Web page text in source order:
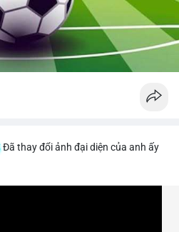
Đã thay đổi ảnh đại diện của anh ấy